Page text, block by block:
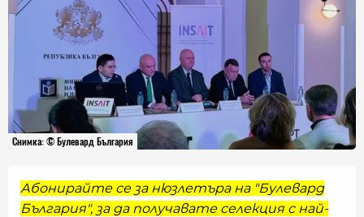
Снимка: © Булевард България
Абонирайте се за нюзлетъра на "Булевард
България", за да получавате селекция с най-